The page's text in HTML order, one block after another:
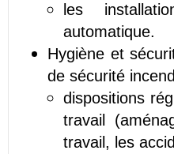
les
automatique.
Hygiène et
de sécurité
dispositions
travail
travail, les